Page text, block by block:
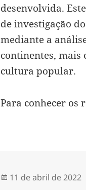
desenvolvida.
de investigação
mediante a
continentes, mais
cultura popular.
Para conhecer os
Publicado
11 de abril de 2022